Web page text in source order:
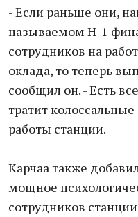
- Если раньше они,
называемом Н-1
сотрудников на
оклада, то теперь
сообщил он. - Есть
тратит
работы станции.
Карчаа также
мощное
сотрудников